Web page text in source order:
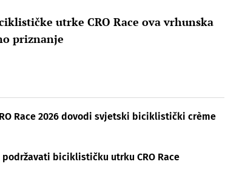
utrke CRO Race ova vrhunska
priznanje
Race 2026 dovodi svjetski biciklistički crème
biciklističku utrku CRO Race